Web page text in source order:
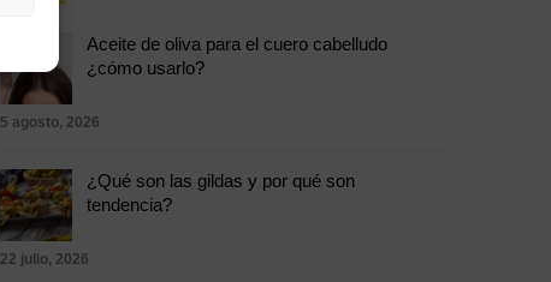
Aceite de oliva para el cuero cabelludo
¿cómo usarlo?
5 agosto, 2026
¿Qué son las gildas y por qué son
tendencia?
22 julio, 2026